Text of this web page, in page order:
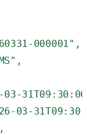
000001" ,
,
03-
03-
,